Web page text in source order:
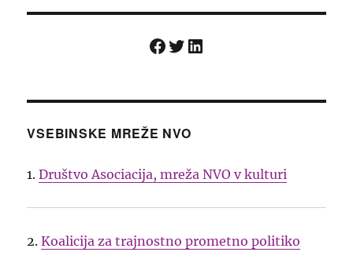
Facebook
Twitter
LinkedIn
VSEBINSKE MREŽE NVO
1.Društvo Asociacija, mreža NVO v kulturi
2.Koalicija za trajnostno prometno politiko